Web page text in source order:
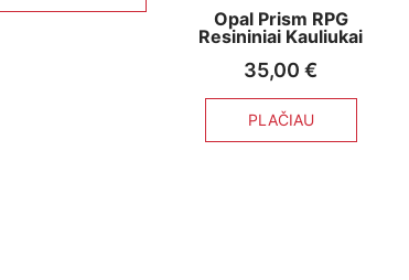
Opal Prism RPG
Resininiai Kauliukai
35,00€
PLAČIAU